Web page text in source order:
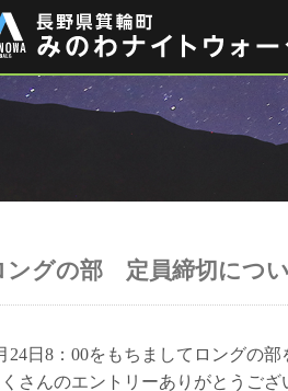
ングの部 定員締切につ
24日8：00をもちましてロングの部
さんのエントリーありがとうござ